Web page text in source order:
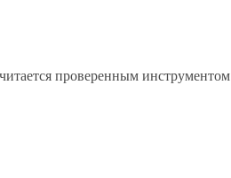
проверенным инструментом